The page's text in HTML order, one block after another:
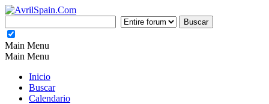
Main Menu
Main Menu
Inicio
Buscar
Calendario